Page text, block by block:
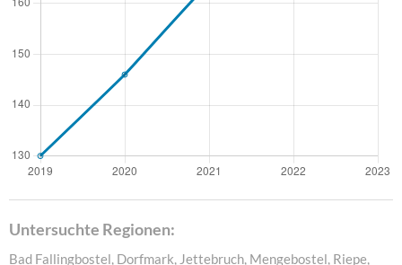
Untersuchte Regionen:
Bad Fallingbostel, Dorfmark, Jettebruch, Mengebostel, Riepe,